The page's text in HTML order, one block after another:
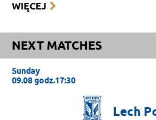
WIĘCEJ
NEXT MATCHES
Sunday
09.08 godz.17:30
Lech